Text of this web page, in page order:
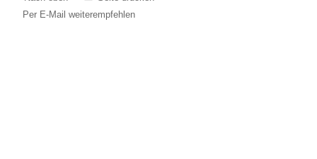
Per E-Mail weiterempfehlen